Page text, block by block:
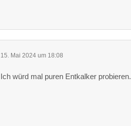
15. Mai 2024 um 18:08
Ich würd mal puren Entkalker probieren.